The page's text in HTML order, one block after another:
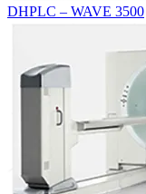
DHPLC – WAVE 3500